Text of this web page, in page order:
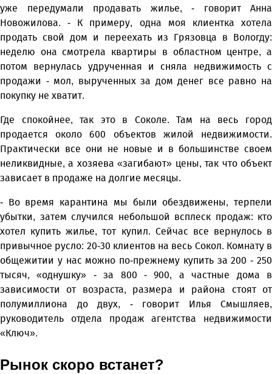
уже передумали продавать жилье, - говорит Анна
Новожилова. - К примеру, одна моя клиентка хотела
продать свой дом и переехать из Грязовца в Вологду:
неделю она смотрела квартиры в областном центре, а
потом вернулась удрученная и сняла недвижимость с
продажи - мол, вырученных за дом денег все равно на
покупку не хватит.
Где спокойнее, так это в Соколе. Там на весь город
продается около 600 объектов жилой недвижимости.
Практически все они не новые и в большинстве своем
неликвидные, а хозяева «загибают» цены, так что объект
зависает в продаже на долгие месяцы.
- Во время карантина мы были обездвижены, терпели
убытки, затем случился небольшой всплеск продаж: кто
хотел купить жилье, тот купил. Сейчас все вернулось в
привычное русло: 20-30 клиентов на весь Сокол. Комнату в
общежитии у нас можно по-прежнему купить за 200 - 250
тысяч, «однушку» - за 800 - 900, а частные дома в
зависимости от возраста, размера и района стоят от
полумиллиона до двух, - говорит Илья Смышляев,
руководитель отдела продаж агентства недвижимости
«Ключ».
Рынок скоро встанет?